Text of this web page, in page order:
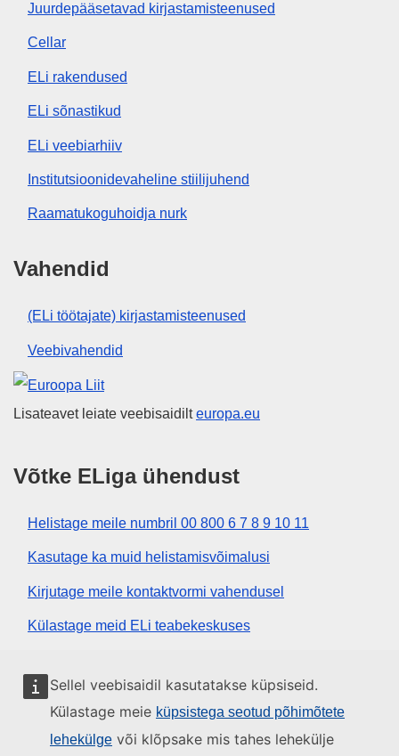
Sellel veebisaidil kasutatakse küpsiseid.
Külastage meie küpsistega seotud põhimõtete
lehekülge või klõpsake mis tahes lehekülje
Juurdepääsetavad kirjastamisteenused
Cellar
ELi rakendused
ELi sõnastikud
ELi veebiarhiiv
Institutsioonidevaheline stiilijuhend
Raamatukoguhoidja nurk
Vahendid
(ELi töötajate) kirjastamisteenused
Veebivahendid
Euroopa Liit
Lisateavet leiate veebisaidilteuropa.eu
Võtke ELiga ühendust
Helistage meile numbril 00 800 6 7 8 9 10 11
Kasutage ka muid helistamisvõimalusi
Kirjutage meile kontaktvormi vahendusel
Külastage meid ELi teabekeskuses
Sotsiaalmeedia